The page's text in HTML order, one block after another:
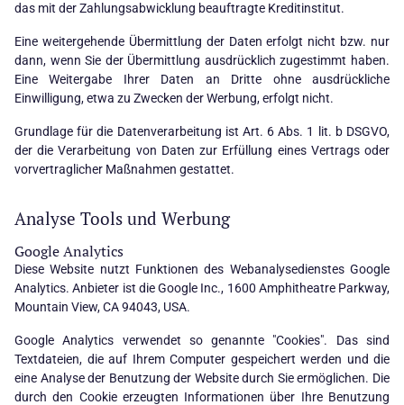
das mit der Zahlungsabwicklung beauftragte Kreditinstitut.
Eine weitergehende Übermittlung der Daten erfolgt nicht bzw. nur
dann, wenn Sie der Übermittlung ausdrücklich zugestimmt haben.
Eine Weitergabe Ihrer Daten an Dritte ohne ausdrückliche
Einwilligung, etwa zu Zwecken der Werbung, erfolgt nicht.
Grundlage für die Datenverarbeitung ist Art. 6 Abs. 1 lit. b DSGVO,
der die Verarbeitung von Daten zur Erfüllung eines Vertrags oder
vorvertraglicher Maßnahmen gestattet.
Analyse Tools und Werbung
Google Analytics
Diese Website nutzt Funktionen des Webanalysedienstes Google
Analytics. Anbieter ist die Google Inc., 1600 Amphitheatre Parkway,
Mountain View, CA 94043, USA.
Google Analytics verwendet so genannte "Cookies". Das sind
Textdateien, die auf Ihrem Computer gespeichert werden und die
eine Analyse der Benutzung der Website durch Sie ermöglichen. Die
durch den Cookie erzeugten Informationen über Ihre Benutzung